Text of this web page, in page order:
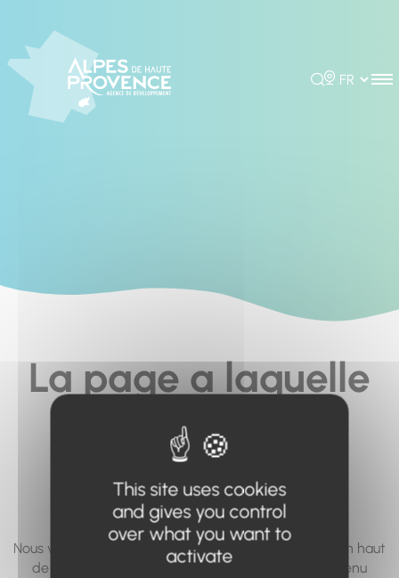
Rechercher
Choisir la
La page a laquelle
vous cherchez à
accéder n'existe
pas... ou plus.
Nous vous invitons à utiliser le moteur de recherche en haut
de page, ou à utiliser le menu pour trouver le contenu
This site uses cookies
and gives you control
over what you want to
activate